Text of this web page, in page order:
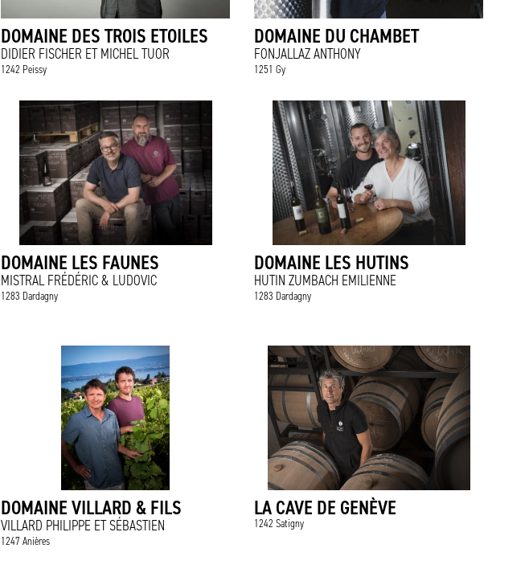
DOMAINE DES TROIS ETOILES
DIDIER FISCHER ET MICHEL TUOR
1242 Peissy
DOMAINE DU CHAMBET
FONJALLAZ ANTHONY
1251 Gy
DOMAINE LES FAUNES
MISTRAL FRÉDÉRIC & LUDOVIC
1283 Dardagny
DOMAINE LES HUTINS
HUTIN ZUMBACH EMILIENNE
1283 Dardagny
DOMAINE VILLARD & FILS
VILLARD PHILIPPE ET SÉBASTIEN
1247 Anières
LA CAVE DE GENÈVE
1242 Satigny